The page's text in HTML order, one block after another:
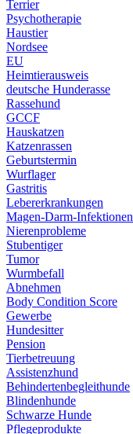
Terrier
Psychotherapie
Haustier
Nordsee
EU
Heimtierausweis
deutsche Hunderasse
Rassehund
GCCF
Hauskatzen
Katzenrassen
Geburtstermin
Wurflager
Gastritis
Lebererkrankungen
Magen-Darm-Infektionen
Nierenprobleme
Stubentiger
Tumor
Wurmbefall
Abnehmen
Body Condition Score
Gewerbe
Hundesitter
Pension
Tierbetreuung
Assistenzhund
Behindertenbegleithunde
Blindenhunde
Schwarze Hunde
Pflegeprodukte